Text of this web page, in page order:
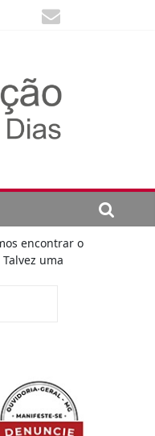
encontrar o
uma